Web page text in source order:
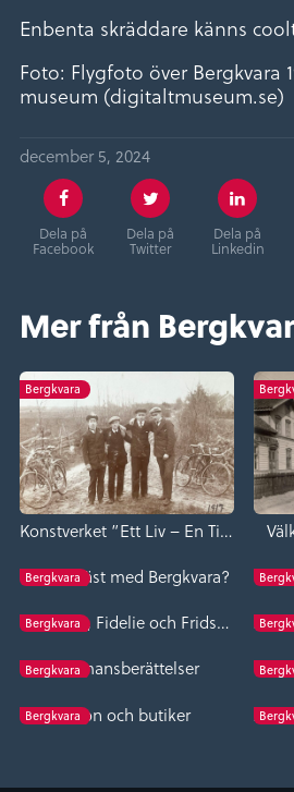
Enbenta skräddare känns
Foto: Flygfoto över Bergkvara
museum (digitaltmuseum.se)
december 5, 2024
Dela på
Facebook
Dela på
Twitter
Dela på
Linkedin
Mer från
Bergkvara
Konstverket ”Ett Liv – En Tid”
Bergkvara
Vad är bäst med Bergkvara?
Bergkvara Fias krog, Fidelie och Fridshyttan
BergkvaraSjömansberättelser
BergkvaraSilon och butiker